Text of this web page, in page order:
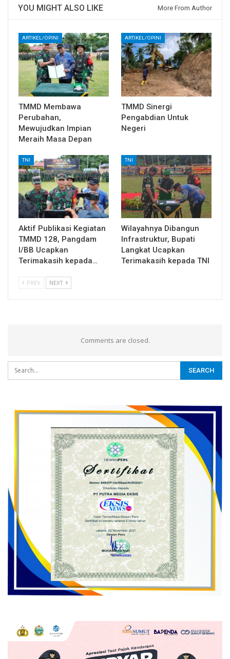
YOU MIGHT ALSO LIKE More From Author
ARTIKEL/OPINI
TMMD Membawa
Perubahan,
Mewujudkan Impian
Meraih Masa Depan
ARTIKEL/OPINI
TMMD Sinergi
Pengabdian Untuk
Negeri
TNI
Aktif Publikasi Kegiatan
TMMD 128, Pangdam
I/BB Ucapkan
Terimakasih kepada…
TNI
Wilayahnya Dibangun
Infrastruktur, Bupati
Langkat Ucapkan
Terimakasih kepada TNI
PREV NEXT
Comments are closed.